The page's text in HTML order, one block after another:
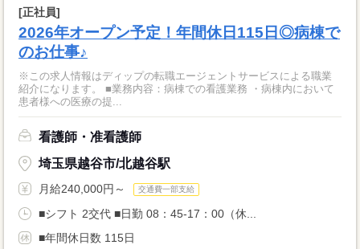
[正社員]
2026年オープン予定！年間休日115日◎病棟で
のお仕事♪
※この求人情報はディップの転職エージェントサービスによる職業
紹介になります。 ■業務内容：病棟での看護業務 ・病棟内において
患者様への医療の提...
看護師・准看護師
埼玉県越谷市/北越谷駅
月給240,000円～ 交通費一部支給
■シフト 2交代 ■日勤 08：45-17：00（休...
■年間休日数 115日